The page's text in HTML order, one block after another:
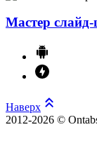
Мастер
Наверх
2012-2026 ©